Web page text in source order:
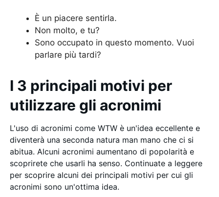
È un piacere sentirla.
Non molto, e tu?
Sono occupato in questo momento. Vuoi
parlare più tardi?
I 3 principali motivi per
utilizzare gli acronimi
L'uso di acronimi come WTW è un'idea eccellente e
diventerà una seconda natura man mano che ci si
abitua. Alcuni acronimi aumentano di popolarità e
scoprirete che usarli ha senso. Continuate a leggere
per scoprire alcuni dei principali motivi per cui gli
acronimi sono un'ottima idea.